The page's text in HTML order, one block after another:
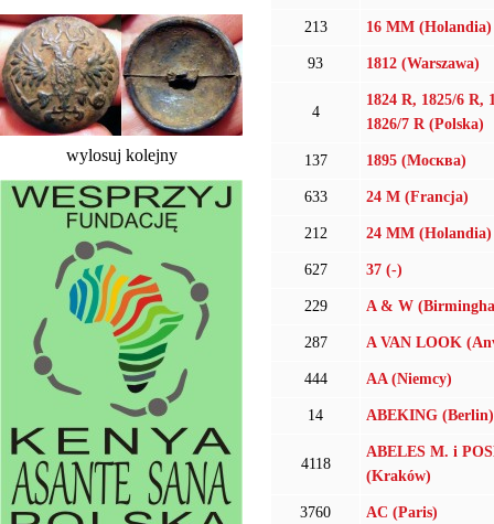
wylosuj kolejny
213 16 MM (Holandia)
93 1812 (Warszawa)
4
1824 R, 1825/6 R,
1826/7 R (Polska)
137 1895 (Mocква)
633 24 M (Francja)
212 24 MM (Holandia)
627 37 (-)
229 A & W
287 A VAN LOOK
444 AA (Niemcy)
14 ABEKING (Berlin)
4118
ABELES M. i
(Kraków)
3760 AC (Paris)